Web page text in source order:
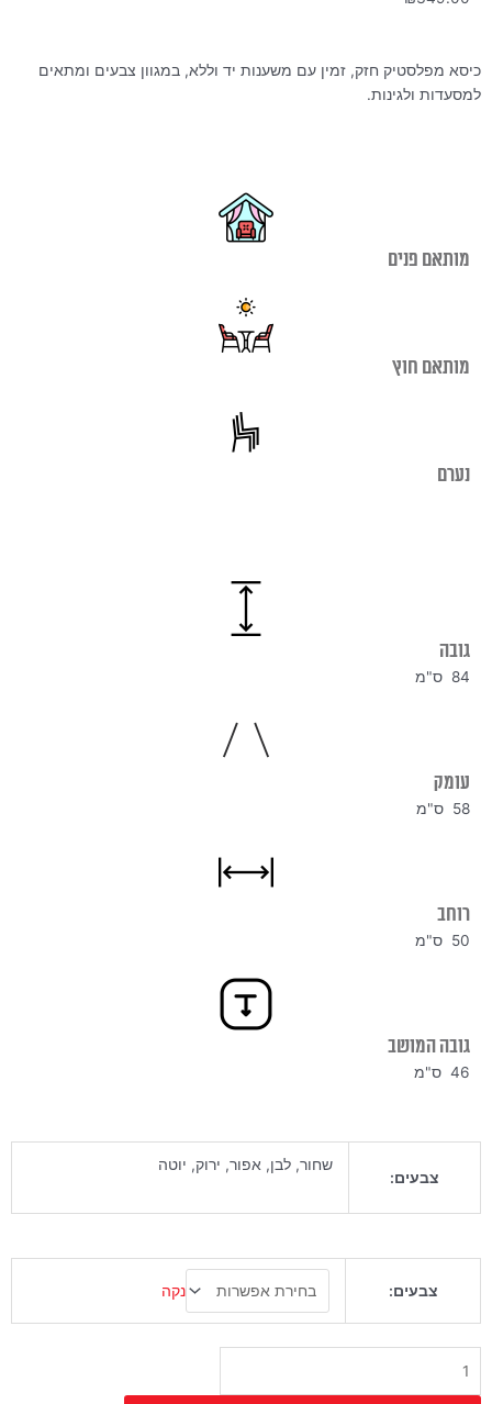
כיסא מפלסטיק חזק, זמין עם משענות יד וללא, במגוון צבעים ומתאים
למסעדות ולגינות.
מותאם פנים
מותאם חוץ
נערם
גובה
84 ס"מ
עומק
58 ס"מ
רוחב
50 ס"מ
גובה המושב
46 ס"מ
צבעים:
שחור, לבן, אפור, ירוק, יוטה
צבעים: נקה